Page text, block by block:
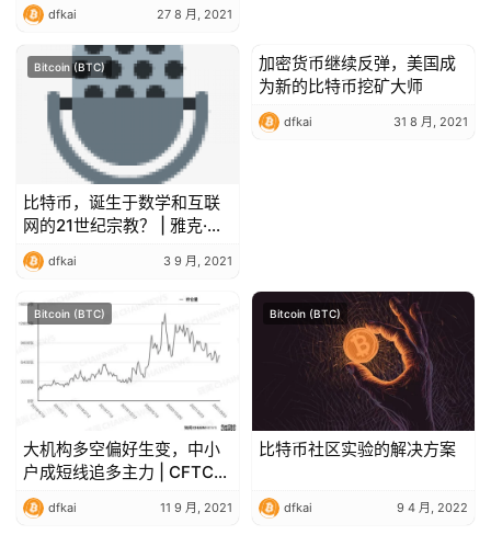
dfkai 27 8 月, 2021
Bitcoin (BTC)
比特币，诞生于数学和互联
网的21世纪宗教？ | 雅克·法
维尔 – 第一部分
dfkai 3 9 月, 2021
Bitcoin (BTC)
加密货币继续反弹，美国成
为新的比特币挖矿大师
dfkai 31 8 月, 2021
Bitcoin (BTC)
大机构多空偏好生变，中小
户成短线追多主力 | CFTC
COT 加密货币持仓周报
dfkai 11 9 月, 2021
Bitcoin (BTC)
比特币社区实验的解决方案
dfkai 9 4 月, 2022